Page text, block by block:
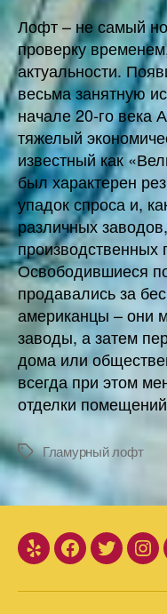
Лофт – не самый
проверку
актуальности.
весьма занятную
начале 20-го века
тяжелый
известный как
был характерен
упадок спроса и,
различных
производственных
Освободившиеся
продавались за
американцы – они
заводы, а затем
дома или
всегда при этом
отделки
Позначки
Гламурный лофт
Yelp Facebook
Twitter